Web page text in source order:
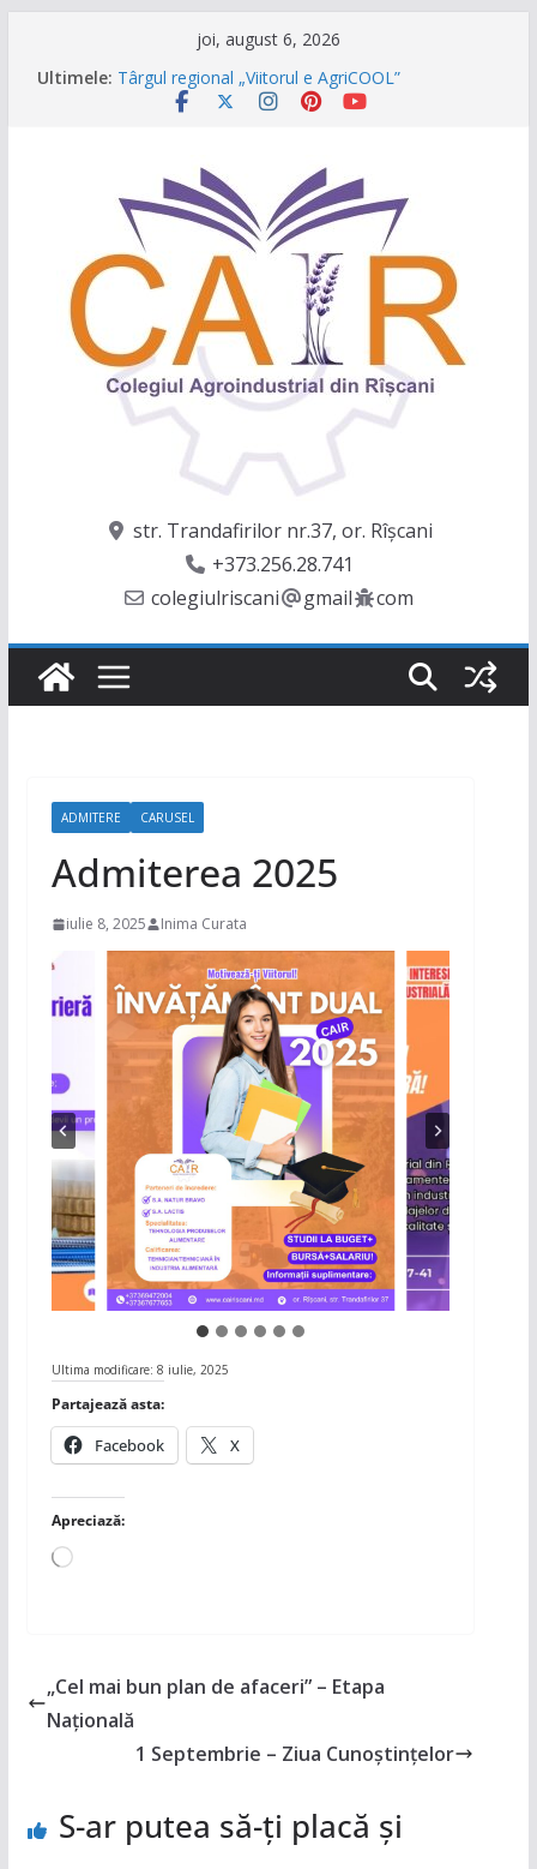
joi, august 6, 2026
Ultimele: Târgul regional „Viitorul e AgriCOOL”
Un capitol se încheie, iar un viitor plin de
și clipe de neuitat!
CONCURS DE VIDEO SPOTURI „The Coral Reef
of the Prut – destinația ta turistică”
Caravana Profesiilor – Invatamantul Dual în
acțiune!
str. Trandafirilor nr.37, or. Rîşcani
+373.256.28.741
colegiulriscani
gmail com
ADMITERE CARUSEL
Admiterea 2025
iulie 8, 2025 Inima Curata
Ultima modificare: 8 iulie, 2025
Partajează asta:
Facebook X
Apreciază:
Încarc...
„Cel mai bun plan de afaceri” – Etapa
Națională
1 Septembrie – Ziua Cunoștințelor
S-ar putea să-ți placă și